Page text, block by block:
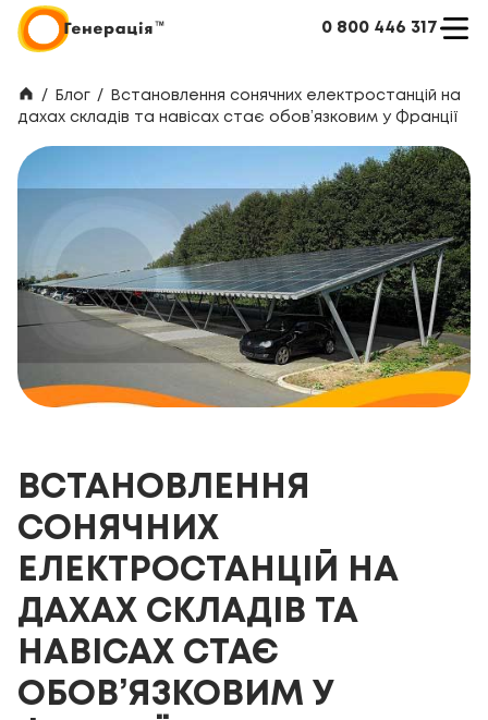
0 800 446 317
/ Блог /
Встановлення сонячних електростанцій на
дахах складів та навісах стає обов’язковим у Франції
ВСТАНОВЛЕННЯ
СОНЯЧНИХ
ЕЛЕКТРОСТАНЦІЙ НА
ДАХАХ СКЛАДІВ ТА
НАВІСАХ СТАЄ
ОБОВ’ЯЗКОВИМ У